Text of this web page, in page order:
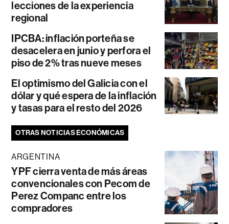
lecciones de la experiencia
regional
IPCBA: inflación porteña se
desacelera en junio y perfora el
piso de 2% tras nueve meses
El optimismo del Galicia con el
dólar y qué espera de la inflación
y tasas para el resto del 2026
OTRAS NOTICIAS ECONÓMICAS
ARGENTINA
YPF cierra venta de más áreas
convencionales con Pecom de
Perez Companc entre los
compradores